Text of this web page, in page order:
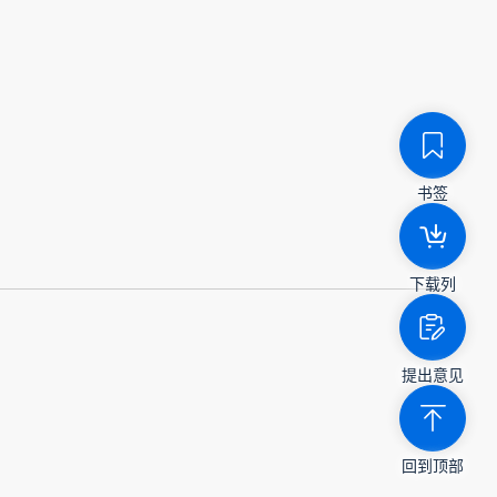
书签
下载列
提出意见
回到顶部